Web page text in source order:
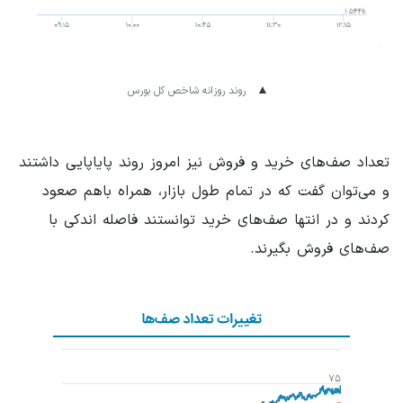
روند روزانه شاخص کل بورس
تعداد صف‌های خرید و فروش نیز امروز روند پایاپایی داشتند
و می‌توان گفت که در تمام طول بازار، همراه باهم صعود
کردند و در انتها صف‌های خرید توانستند فاصله اندکی با
صف‌های فروش بگیرند.